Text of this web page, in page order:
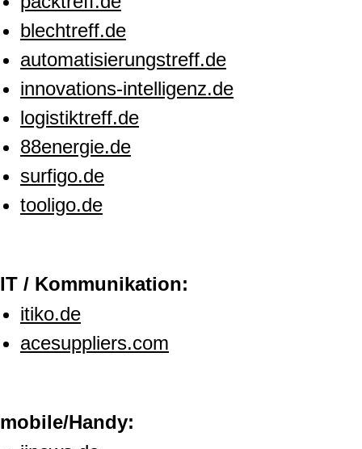
blechtreff.de
automatisierungstreff.de
innovations-intelligenz.de
logistiktreff.de
88energie.de
surfigo.de
tooligo.de
IT / Kommunikation:
itiko.de
acesuppliers.com
mobile/Handy: